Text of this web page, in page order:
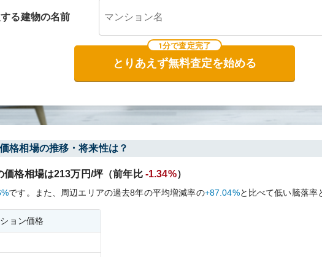
る建物の名前
1分で査定完了
とりあえず無料査定を始める
格相場の推移・将来性は？
価格相場は213万円/坪（前年比 -1.34%）
です。 また、周辺エリアの過去8年の平均増減率の+87.04%と比べて低い騰落率
ョン価格